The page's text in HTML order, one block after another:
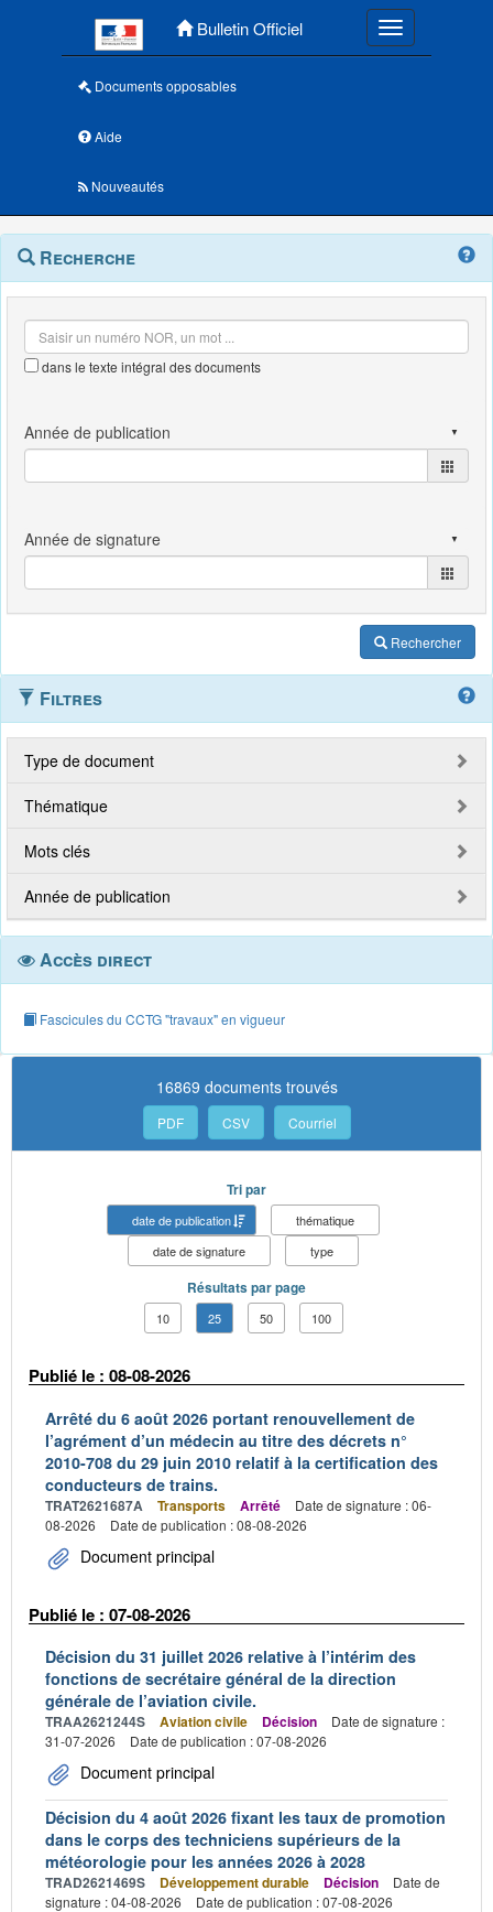
Bulletin Officiel Toggle
Documents opposables
Aide
Nouveautés
Navigation
outils
Menu
contextuel
Recherche
dans le texte intégral des documents
Rechercher
Filtres
Type de document
Thématique
Mots clés
Année de publication
Accès direct
Fascicules du CCTG "travaux" en vigueur
16869 documents trouvés
PDF CSV Courriel
Tri par
date de publication
thématique
date de signature
type
Résultats par page
10 25 50 100
Publié le : 08-08-2026
Arrêté du 6 août 2026 portant renouvellement de
l’agrément d’un médecin au titre des décrets n°
2010-708 du 29 juin 2010 relatif à la certification des
conducteurs de trains.
TRAT2621687A Transports Arrêté
Date de signature : 06-
08-2026
Date de publication : 08-08-2026
Document principal
Publié le : 07-08-2026
Décision du 31 juillet 2026 relative à l’intérim des
fonctions de secrétaire général de la direction
générale de l’aviation civile.
TRAA2621244S Aviation civile Décision
Date de signature :
31-07-2026
Date de publication : 07-08-2026
Document principal
Décision du 4 août 2026 fixant les taux de promotion
dans le corps des techniciens supérieurs de la
météorologie pour les années 2026 à 2028
TRAD2621469S Développement durable Décision
Date de
signature : 04-08-2026
Date de publication : 07-08-2026